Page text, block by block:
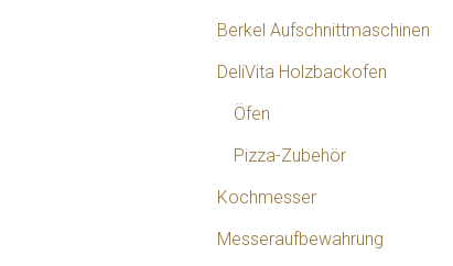
Berkel Aufschnittmaschinen
DeliVita Holzbackofen
Öfen
Pizza-Zubehör
Kochmesser
Messeraufbewahrung